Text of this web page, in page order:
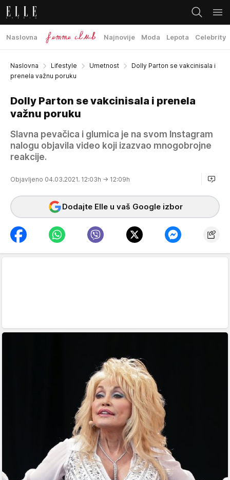
Naslovna Najnovije Moda Lepota Celebrity
Naslovna Lifestyle Umetnost
Dolly Parton se vakcinisala i
prenela važnu poruku
Dolly Parton se vakcinisala i prenela
važnu poruku
Slavna pevačica i glumica je na svom Instagram
nalogu objavila video koji izazvao mnogobrojne
reakcije.
Objavljeno 04.03.2021. 12:03h → 12:09h
Dodajte Elle u vaš Google izbor